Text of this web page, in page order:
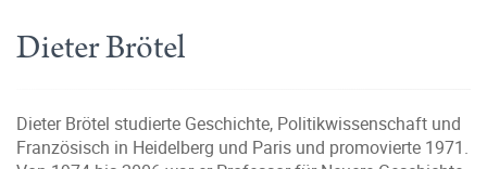
Dieter Brötel
Dieter Brötel studierte Geschichte, Politikwissenschaft und
Französisch in Heidelberg und Paris und promovierte 1971.